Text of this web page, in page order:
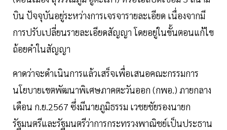
บิน ปัจจุบันอยู่ระหว่างการเจรจารายละเอียด เนื่องจากมี
การปรับเปลี่ยนรายละเอียดสัญญา โดยอยู่ในขั้นตอนแก้ไข
ถ้อยคำในสัญญา
คาดว่าจะดำเนินการแล้วเสร็จเพื่อเสนอคณะกรรมการ
นโยบายเขตพัฒนาพิเศษภาคตะวันออก (กพอ.) ภายกลาง
เดือน ก.ย.2567 ซึ่งมีนายภูมิธรรม เวชยชัยรองนายก
รัฐมนตรีและรัฐมนตรีว่าการกระทรวงพาณิชย์เป็นประธาน